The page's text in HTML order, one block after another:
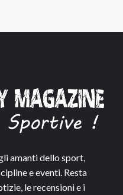
amanti dello sport,
e eventi. Resta
le recensioni e i